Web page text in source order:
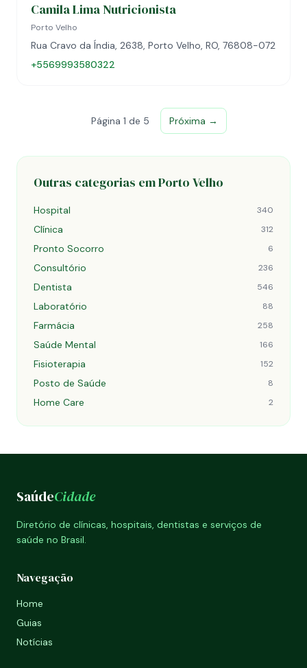
Camila Lima Nutricionista
Porto Velho
Rua Cravo da Índia, 2638, Porto Velho, RO, 76808-072
+5569993580322
Página 1 de 5 Próxima →
Outras categorias em Porto Velho
Hospital 340
Clínica 312
Pronto Socorro 6
Consultório 236
Dentista 546
Laboratório 88
Farmácia 258
Saúde Mental 166
Fisioterapia 152
Posto de Saúde 8
Home Care 2
SaúdeCidade
Diretório de clínicas, hospitais, dentistas e serviços de
saúde no Brasil.
Navegação
Home
Guias
Notícias